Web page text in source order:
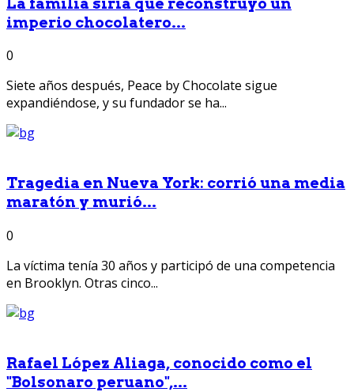
imperio chocolatero...
0
Siete años después, Peace by Chocolate sigue
expandiéndose, y su fundador se ha...
Tragedia en Nueva York: corrió una media
maratón y murió...
0
La víctima tenía 30 años y participó de una competencia
en Brooklyn. Otras cinco...
Rafael López Aliaga, conocido como el
"Bolsonaro peruano",...